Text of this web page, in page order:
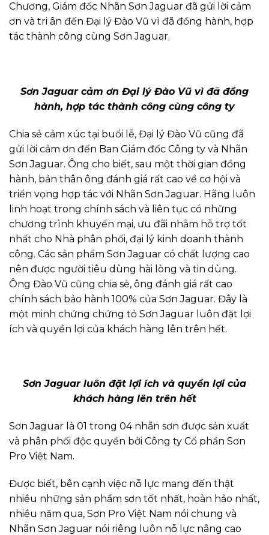
Chương, Giám đốc Nhãn Sơn Jaguar đã gửi lời cảm
ơn và tri ân đến Đại lý Đào Vũ vì đã đồng hành, hợp
tác thành công cùng Sơn Jaguar.
Sơn Jaguar cảm ơn Đại lý Đào Vũ vì đã đồng
hành, hợp tác thành công cùng công ty
Chia sẻ cảm xúc tại buổi lễ, Đại lý Đào Vũ cũng đã
gửi lời cảm ơn đến Ban Giám đốc Công ty và Nhãn
Sơn Jaguar. Ông cho biết, sau một thời gian đồng
hành, bản thân ông đánh giá rất cao về cơ hội và
triển vọng hợp tác với Nhãn Sơn Jaguar. Hãng luôn
linh hoạt trong chính sách và liên tục có những
chương trình khuyến mại, ưu đãi nhằm hỗ trợ tốt
nhất cho Nhà phân phối, đại lý kinh doanh thành
công. Các sản phẩm Sơn Jaguar có chất lượng cao
nên được người tiêu dùng hài lòng và tin dùng.
Ông Đào Vũ cũng chia sẻ, ông đánh giá rất cao
chính sách bảo hành 100% của Sơn Jaguar. Đây là
một minh chứng chứng tỏ Sơn Jaguar luôn đặt lợi
ích và quyền lợi của khách hàng lên trên hết.
Sơn Jaguar luôn đặt lợi ích và quyền lợi của
khách hàng lên trên hết
Sơn Jaguar là 01 trong 04 nhãn sơn được sản xuất
và phân phối độc quyền bởi Công ty Cổ phần Sơn
Pro Việt Nam.
Được biết, bên cạnh việc nỗ lực mang đến thật
nhiều những sản phẩm sơn tốt nhất, hoàn hảo nhất,
nhiều năm qua, Sơn Pro Việt Nam nói chung và
Nhãn Sơn Jaguar nói riêng luôn nỗ lực nâng cao